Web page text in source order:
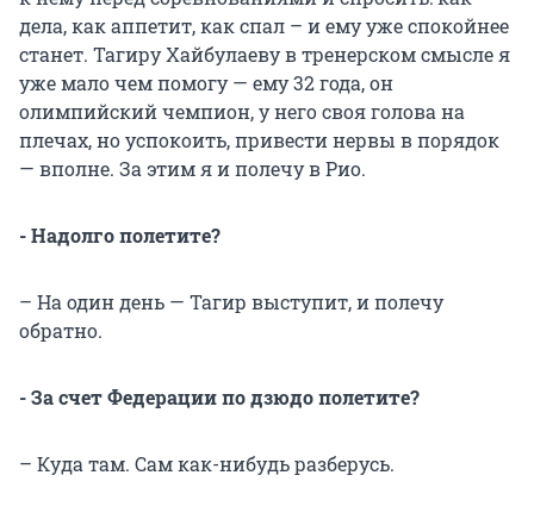
дела, как аппетит, как спал – и ему уже спокойнее
станет. Тагиру Хайбулаеву в тренерском смысле я
уже мало чем помогу — ему 32 года, он
олимпийский чемпион, у него своя голова на
плечах, но успокоить, привести нервы в порядок
— вполне. За этим я и полечу в Рио.
- Надолго полетите?
– На один день — Тагир выступит, и полечу
обратно.
- За счет Федерации по дзюдо полетите?
– Куда там. Сам как-нибудь разберусь.